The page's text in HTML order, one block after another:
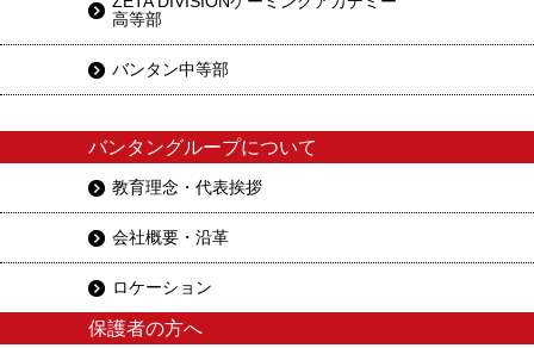
高等部
バンタン中等部
バンタングループについて
教育理念・代表挨拶
会社概要・沿革
ロケーション
保護者の方へ